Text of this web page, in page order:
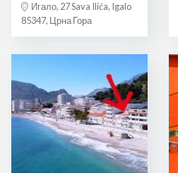
Игало, 27 Sava Ilića, Igalo
85347, Црна Гора